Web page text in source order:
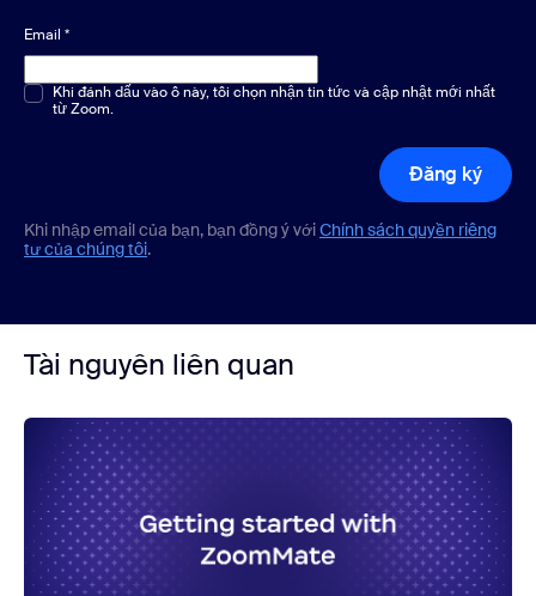
Email *
Chọn một hoặc nhiều phương án*
Khi đánh dấu vào ô này, tôi chọn nhận tin tức và cập nhật mới nhất
từ Zoom.
Đăng ký
Khi nhập email của bạn, bạn đồng ý vớiChính sách quyền riêng
tư của chúng tôi.
Tài nguyên liên quan